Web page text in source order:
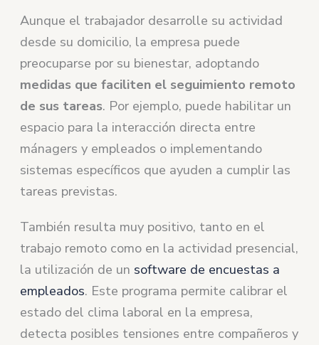
Aunque el trabajador desarrolle su actividad
desde su domicilio, la empresa puede
preocuparse por su bienestar, adoptando
medidas que faciliten el seguimiento remoto
de sus tareas. Por ejemplo, puede habilitar un
espacio para la interacción directa entre
mánagers y empleados o implementando
sistemas específicos que ayuden a cumplir las
tareas previstas.
También resulta muy positivo, tanto en el
trabajo remoto como en la actividad presencial,
la utilización de un software de encuestas a
empleados. Este programa permite calibrar el
estado del clima laboral en la empresa,
detecta posibles tensiones entre compañeros y